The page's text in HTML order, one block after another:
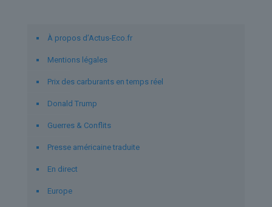
À propos d’Actus-Eco.fr
Mentions légales
Prix des carburants en temps réel
Donald Trump
Guerres & Conflits
Presse américaine traduite
En direct
Europe